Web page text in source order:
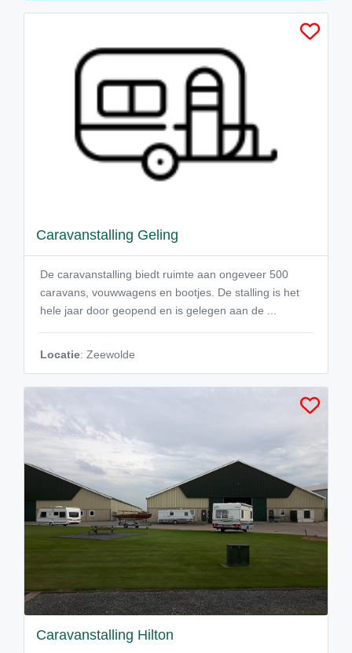
Caravanstalling Geling
De caravanstalling biedt ruimte aan ongeveer 500
caravans, vouwwagens en bootjes. De stalling is het
hele jaar door geopend en is gelegen aan de ...
Locatie: Zeewolde
Caravanstalling Hilton